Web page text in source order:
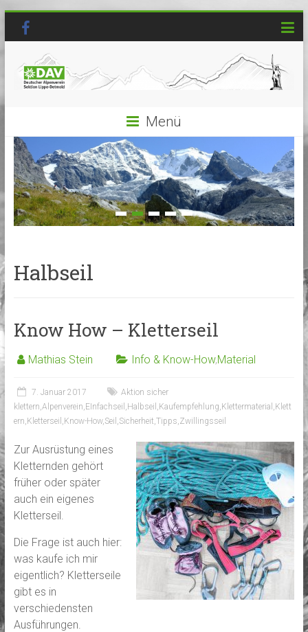
Menü
Halbseil
Know How – Kletterseil
Mathias Stein Info & Know-How,Material
7. Januar 2017
Aktion sicher
klettern Alpenverein EInfachseil Halbseil Kaufempfehlung Klettermaterial Klett
ern Kletterseil Know-How, Seil Sicherheit Tipps Zwillingsseil
Zur Ausrüstung eines
Kletternden gehört
früher oder später
auch ein eigenes
Kletterseil.
Die Frage ist auch hier:
was kaufe ich mir
eigentlich? Kletterseile
gibt es in
verschiedensten
Ausführungen.